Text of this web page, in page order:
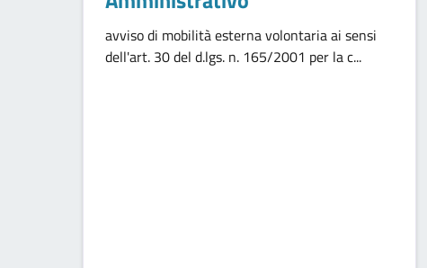
avviso di mobilità esterna volontaria ai sensi
dell'art. 30 del d.lgs. n. 165/2001 per la c...